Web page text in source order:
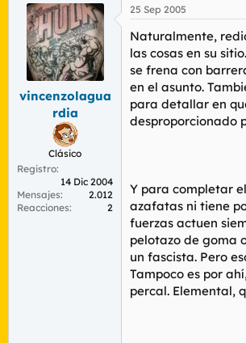
d
o
d
e
a
a
d
e
i
n
c
i
o
vincenzolagua
rdia
Clásico
Registro
14 Dic 2004
Mensajes
2.012
Reacciones
2
25 Sep 2005
Naturalmente,
las cosas en su
se frena con
en el asunto.
para detallar en
desproporcionado
Y para completar
azafatas ni tiene
fuerzas actuen
pelotazo de goma
un fascista. Pero
Tampoco es por
percal. Elemental,